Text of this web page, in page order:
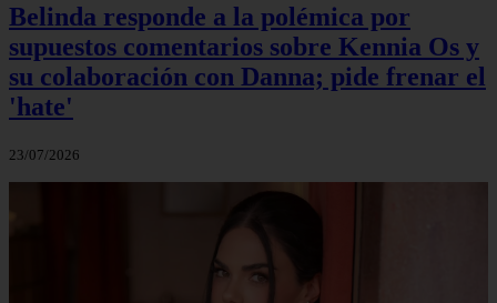
Belinda responde a la polémica por
supuestos comentarios sobre Kennia Os y
su colaboración con Danna; pide frenar el
'hate'
23/07/2026